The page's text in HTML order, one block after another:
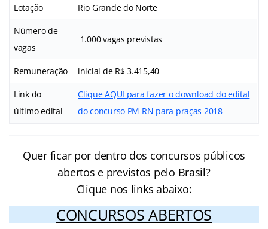
Lotação Rio Grande do Norte
Número de
vagas
1.000 vagas previstas
Remuneração inicial de R$ 3.415,40
Link do
último edital
Clique AQUI para fazer o download do edital
do concurso PM RN para praças 2018
Quer ficar por dentro dos concursos públicos
abertos e previstos pelo Brasil?
Clique nos links abaixo:
CONCURSOS ABERTOS